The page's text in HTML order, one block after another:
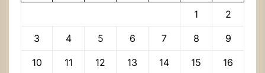
1
2
3 4 5 6 7 8 9
10 11 12 13 14 15 16